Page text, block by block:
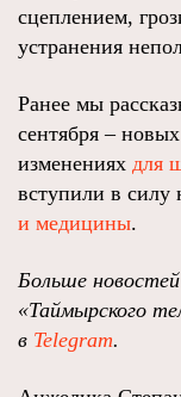
сцеплением,
устранения
Ранее мы
сентября –
изменениях для
вступили в силу
и медицины.
Больше
«Таймырского
в Telegram.